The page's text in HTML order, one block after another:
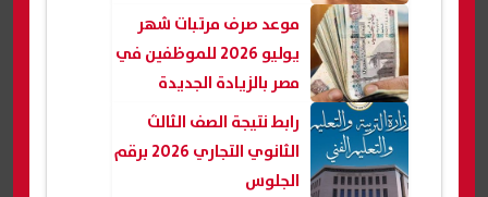
موعد صرف مرتبات شهر
يوليو 2026 للموظفين في
مصر بالزيادة الجديدة
رابط نتيجة الصف الثالث
الثانوي التجاري 2026 برقم
الجلوس